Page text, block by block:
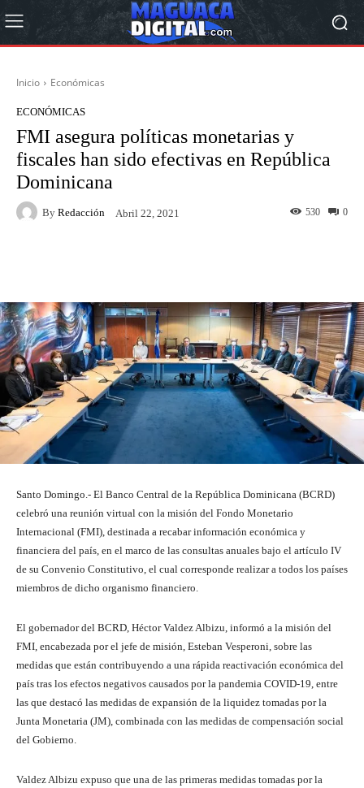
Inicio Económicas
ECONÓMICAS
FMI asegura políticas monetarias y
fiscales han sido efectivas en República
Dominicana
By Redacción Abril 22, 2021 0
530
Santo Domingo.- El Banco Central de la República Dominicana (BCRD)
celebró una reunión virtual con la misión del Fondo Monetario
Internacional (FMI), destinada a recabar información económica y
financiera del país, en el marco de las consultas anuales bajo el artículo IV
de su Convenio Constitutivo, el cual corresponde realizar a todos los países
miembros de dicho organismo financiero.
El gobernador del BCRD, Héctor Valdez Albizu, informó a la misión del
FMI, encabezada por el jefe de misión, Esteban Vesperoni, sobre las
medidas que están contribuyendo a una rápida reactivación económica del
país tras los efectos negativos causados por la pandemia COVID-19, entre
las que destacó las medidas de expansión de la liquidez tomadas por la
Junta Monetaria (JM), combinada con las medidas de compensación social
del Gobierno.
Valdez Albizu expuso que una de las primeras medidas tomadas por la